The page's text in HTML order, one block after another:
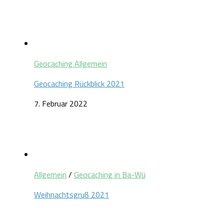
Geocaching Allgemein
Geocaching Rückblick 2021
7. Februar 2022
Allgemein / Geocaching in Ba-Wü
Weihnachtsgruß 2021